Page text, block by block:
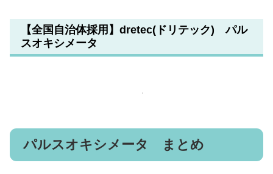
【全国自治体採用】dretec(ドリテック) パル
スオキシメータ
パルスオキシメータ まとめ